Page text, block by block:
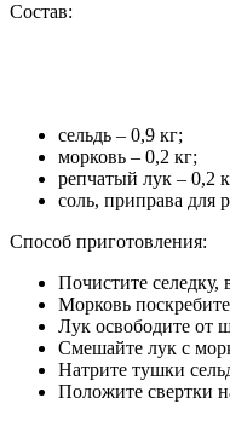
Состав:
сельдь – 0,9 кг;
морковь – 0,2 кг;
репчатый лук – 0,2
соль, приправа для
Способ приготовления:
Почистите селедку,
Морковь
Лук освободите от
Смешайте лук с
Натрите тушки
Положите свертки